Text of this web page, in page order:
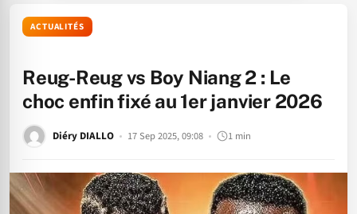
ACTUALITÉS
Reug-Reug vs Boy Niang 2 : Le
choc enfin fixé au 1er janvier 2026
Diéry DIALLO 17 Sep 2025, 09:08 1 min